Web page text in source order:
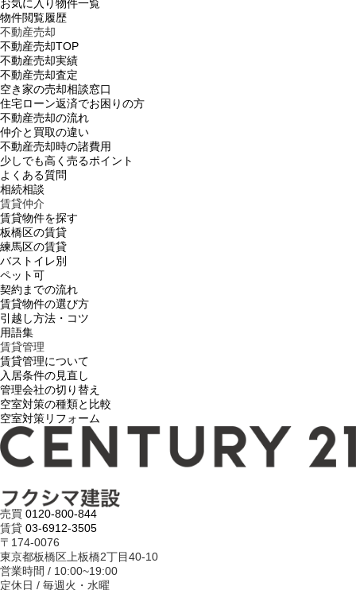
お気に入り物件一覧
物件閲覧履歴
不動産売却
不動産売却TOP
不動産売却実績
不動産売却査定
空き家の売却相談窓口
住宅ローン返済でお困りの方
不動産売却の流れ
仲介と買取の違い
不動産売却時の諸費用
少しでも高く売るポイント
よくある質問
相続相談
賃貸仲介
賃貸物件を探す
板橋区の賃貸
練馬区の賃貸
バストイレ別
ペット可
契約までの流れ
賃貸物件の選び方
引越し方法・コツ
用語集
賃貸管理
賃貸管理について
入居条件の見直し
管理会社の切り替え
空室対策の種類と比較
空室対策リフォーム
売買 0120-800-844
賃貸 03-6912-3505
〒174-0076
東京都板橋区上板橋2丁目40-10
営業時間 / 10:00~19:00
定休日 / 毎週火・水曜